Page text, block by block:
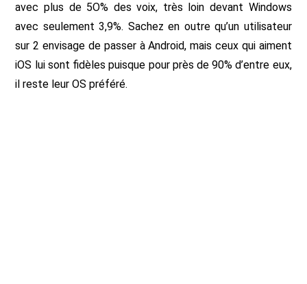
avec plus de 5O% des voix, très loin devant Windows
avec seulement 3,9%. Sachez en outre qu’un utilisateur
sur 2 envisage de passer à Android, mais ceux qui aiment
iOS lui sont fidèles puisque pour près de 90% d’entre eux,
il reste leur OS préféré.